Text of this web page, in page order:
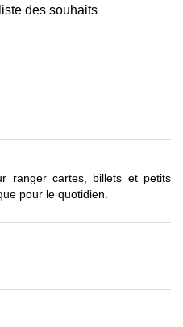
des souhaits
ranger cartes, billets et petits
pour le quotidien.